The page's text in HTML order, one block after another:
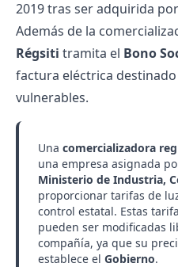
2019 tras ser adquirida
Además de la
Régsiti tramita el Bono
factura eléctrica
vulnerables.
Una comercializadora
una empresa asignada
Ministerio de Industria,
proporcionar tarifas de
control estatal. Estas
pueden ser modificadas
compañía, ya que su
establece el Gobierno.